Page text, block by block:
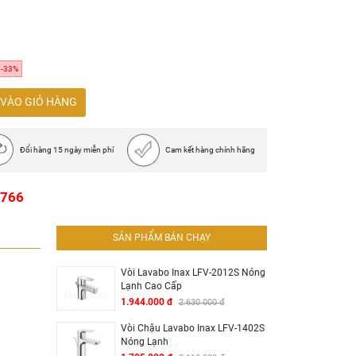
1 đôi dây cấp, 1 bộ xả inox.
-33%
GIỎ HÀNG
Đổi hàng 15 ngày miễn phí Cam kết hàng chính hãng
SẢN PHẨM BÁN CHẠY
Vòi Lavabo Inax LFV-2012S Nóng
Lạnh Cao Cấp
1.944.000 đ 2.630.000 đ
Vòi Chậu Lavabo Inax LFV-1402S
Nóng Lạnh